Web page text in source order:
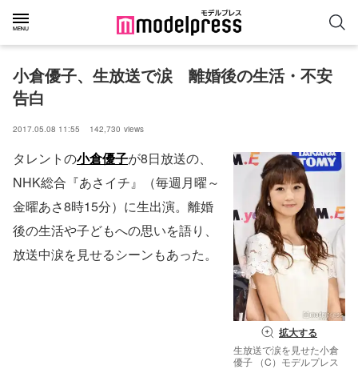
小倉優子、生放送で涙　離婚後の生活・不安
告白
2017.05.08 11:55 142,730 views
拡大する
生放送で涙を見せた小倉
優子 （C）モデルプレス
タレントの小倉優子が8日放送の、
NHK総合『あさイチ』（毎週月曜～
金曜あさ8時15分）に生出演。離婚
後の生活や子どもへの思いを語り、
放送中涙を見せるシーンもあった。